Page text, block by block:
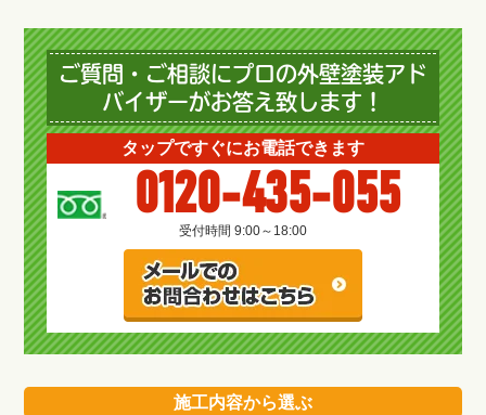
ご質問・ご相談にプロの外壁塗装アド
バイザーがお答え致します！
タップですぐにお電話できます
0120-435-055
受付時間 9:00～18:00
施工内容から選ぶ